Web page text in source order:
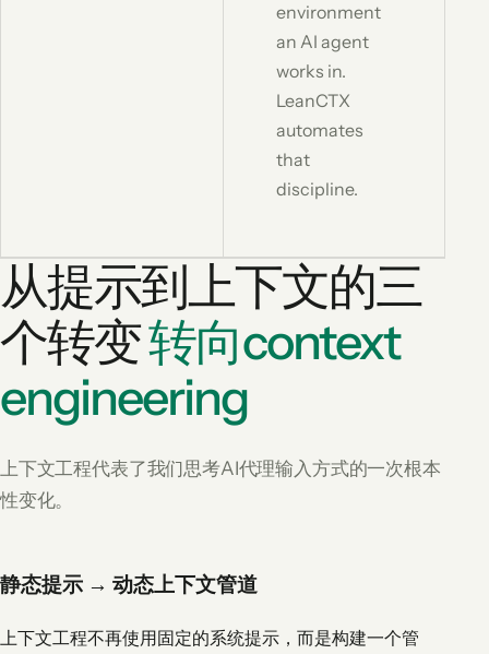
environment
an AI agent
works in.
LeanCTX
automates
that
discipline.
从提示到上下文的三
个转变转向context
engineering
上下文工程代表了我们思考AI代理输入方式的一次根本
性变化。
静态提示 → 动态上下文管道
上下文工程不再使用固定的系统提示，而是构建一个管